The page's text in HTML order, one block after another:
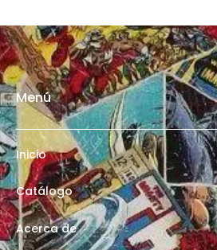
Menú
Inicio
Catálogo
Acerca de